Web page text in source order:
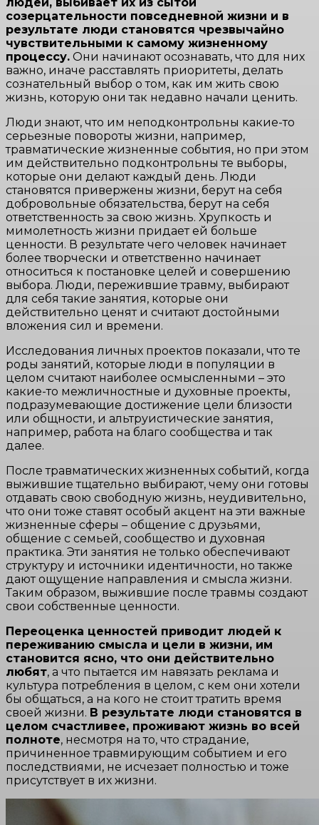
созерцательности повседневной жизни и в
результате люди становятся чрезвычайно
чувствительными к самому жизненному
процессу. Они начинают осознавать, что для них
важно, иначе расставлять приоритеты, делать
сознательный выбор о том, как им жить свою
жизнь, которую они так недавно начали ценить.
Люди знают, что им неподконтрольны какие-то
серьезные повороты жизни, например,
травматические жизненные события, но при этом
им действительно подконтрольны те выборы,
которые они делают каждый день. Люди
становятся привержены жизни, берут на себя
добровольные обязательства, берут на себя
ответственность за свою жизнь. Хрупкость и
мимолетность жизни придает ей больше
ценности. В результате чего человек начинает
более творчески и ответственно начинает
относиться к постановке целей и совершению
выбора. Люди, пережившие травму, выбирают
для себя такие занятия, которые они
действительно ценят и считают достойными
вложения сил и времени.
Исследования личных проектов показали, что те
роды занятий, которые люди в популяции в
целом считают наиболее осмысленными – это
какие-то межличностные и духовные проекты,
подразумевающие достижение цели близости
или общности, и альтруистические занятия,
например, работа на благо сообщества и так
далее.
После травматических жизненных событий, когда
выжившие тщательно выбирают, чему они готовы
отдавать свою свободную жизнь, неудивительно,
что они тоже ставят особый акцент на эти важные
жизненные сферы – общение с друзьями,
общение с семьей, сообщество и духовная
практика. Эти занятия не только обеспечивают
структуру и источники идентичности, но также
дают ощущение направления и смысла жизни.
Таким образом, выжившие после травмы создают
свои собственные ценности.
Переоценка ценностей приводит людей к
переживанию смысла и цели в жизни, им
становится ясно, что они действительно
любят, а что пытается им навязать реклама и
культура потребления в целом, с кем они хотели
бы общаться, а на кого не стоит тратить время
своей жизни. В результате люди становятся в
целом счастливее, проживают жизнь во всей
полноте, несмотря на то, что страдание,
причиненное травмирующим событием и его
последствиями, не исчезает полностью и тоже
присутствует в их жизни.